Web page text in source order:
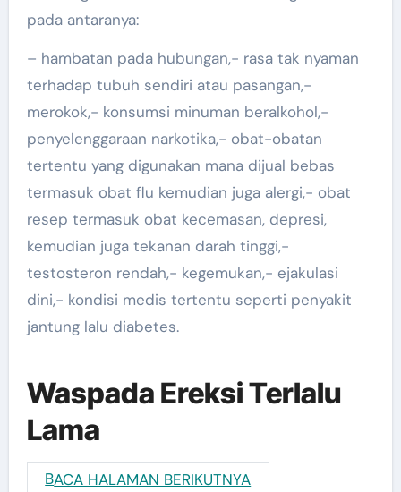
pada antaranya:
– hambatan pada hubungan,- rasa tak nyaman
terhadap tubuh sendiri atau pasangan,-
merokok,- konsumsi minuman beralkohol,-
penyelenggaraan narkotika,- obat-obatan
tertentu yang digunakan mana dijual bebas
termasuk obat flu kemudian juga alergi,- obat
resep termasuk obat kecemasan, depresi,
kemudian juga tekanan darah tinggi,-
testosteron rendah,- kegemukan,- ejakulasi
dini,- kondisi medis tertentu seperti penyakit
jantung lalu diabetes.
Waspada Ereksi Terlalu
Lama
BACA HALAMAN BERIKUTNYA